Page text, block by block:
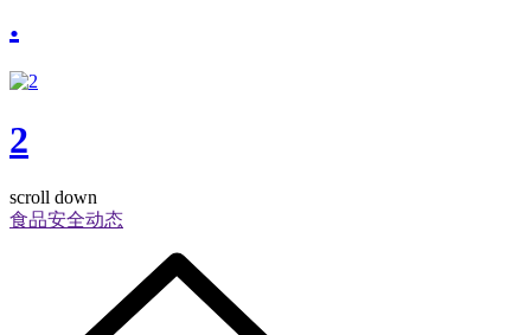
.
2
scroll down
食品安全动态